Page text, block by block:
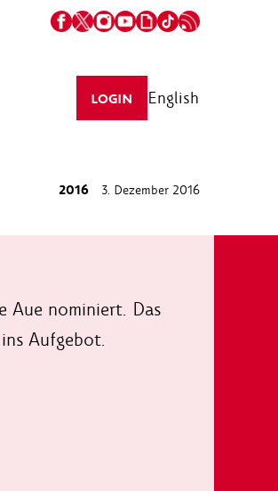
LOGIN English
2016 3. Dezember 2016
Aue nominiert. Das
Aufgebot.